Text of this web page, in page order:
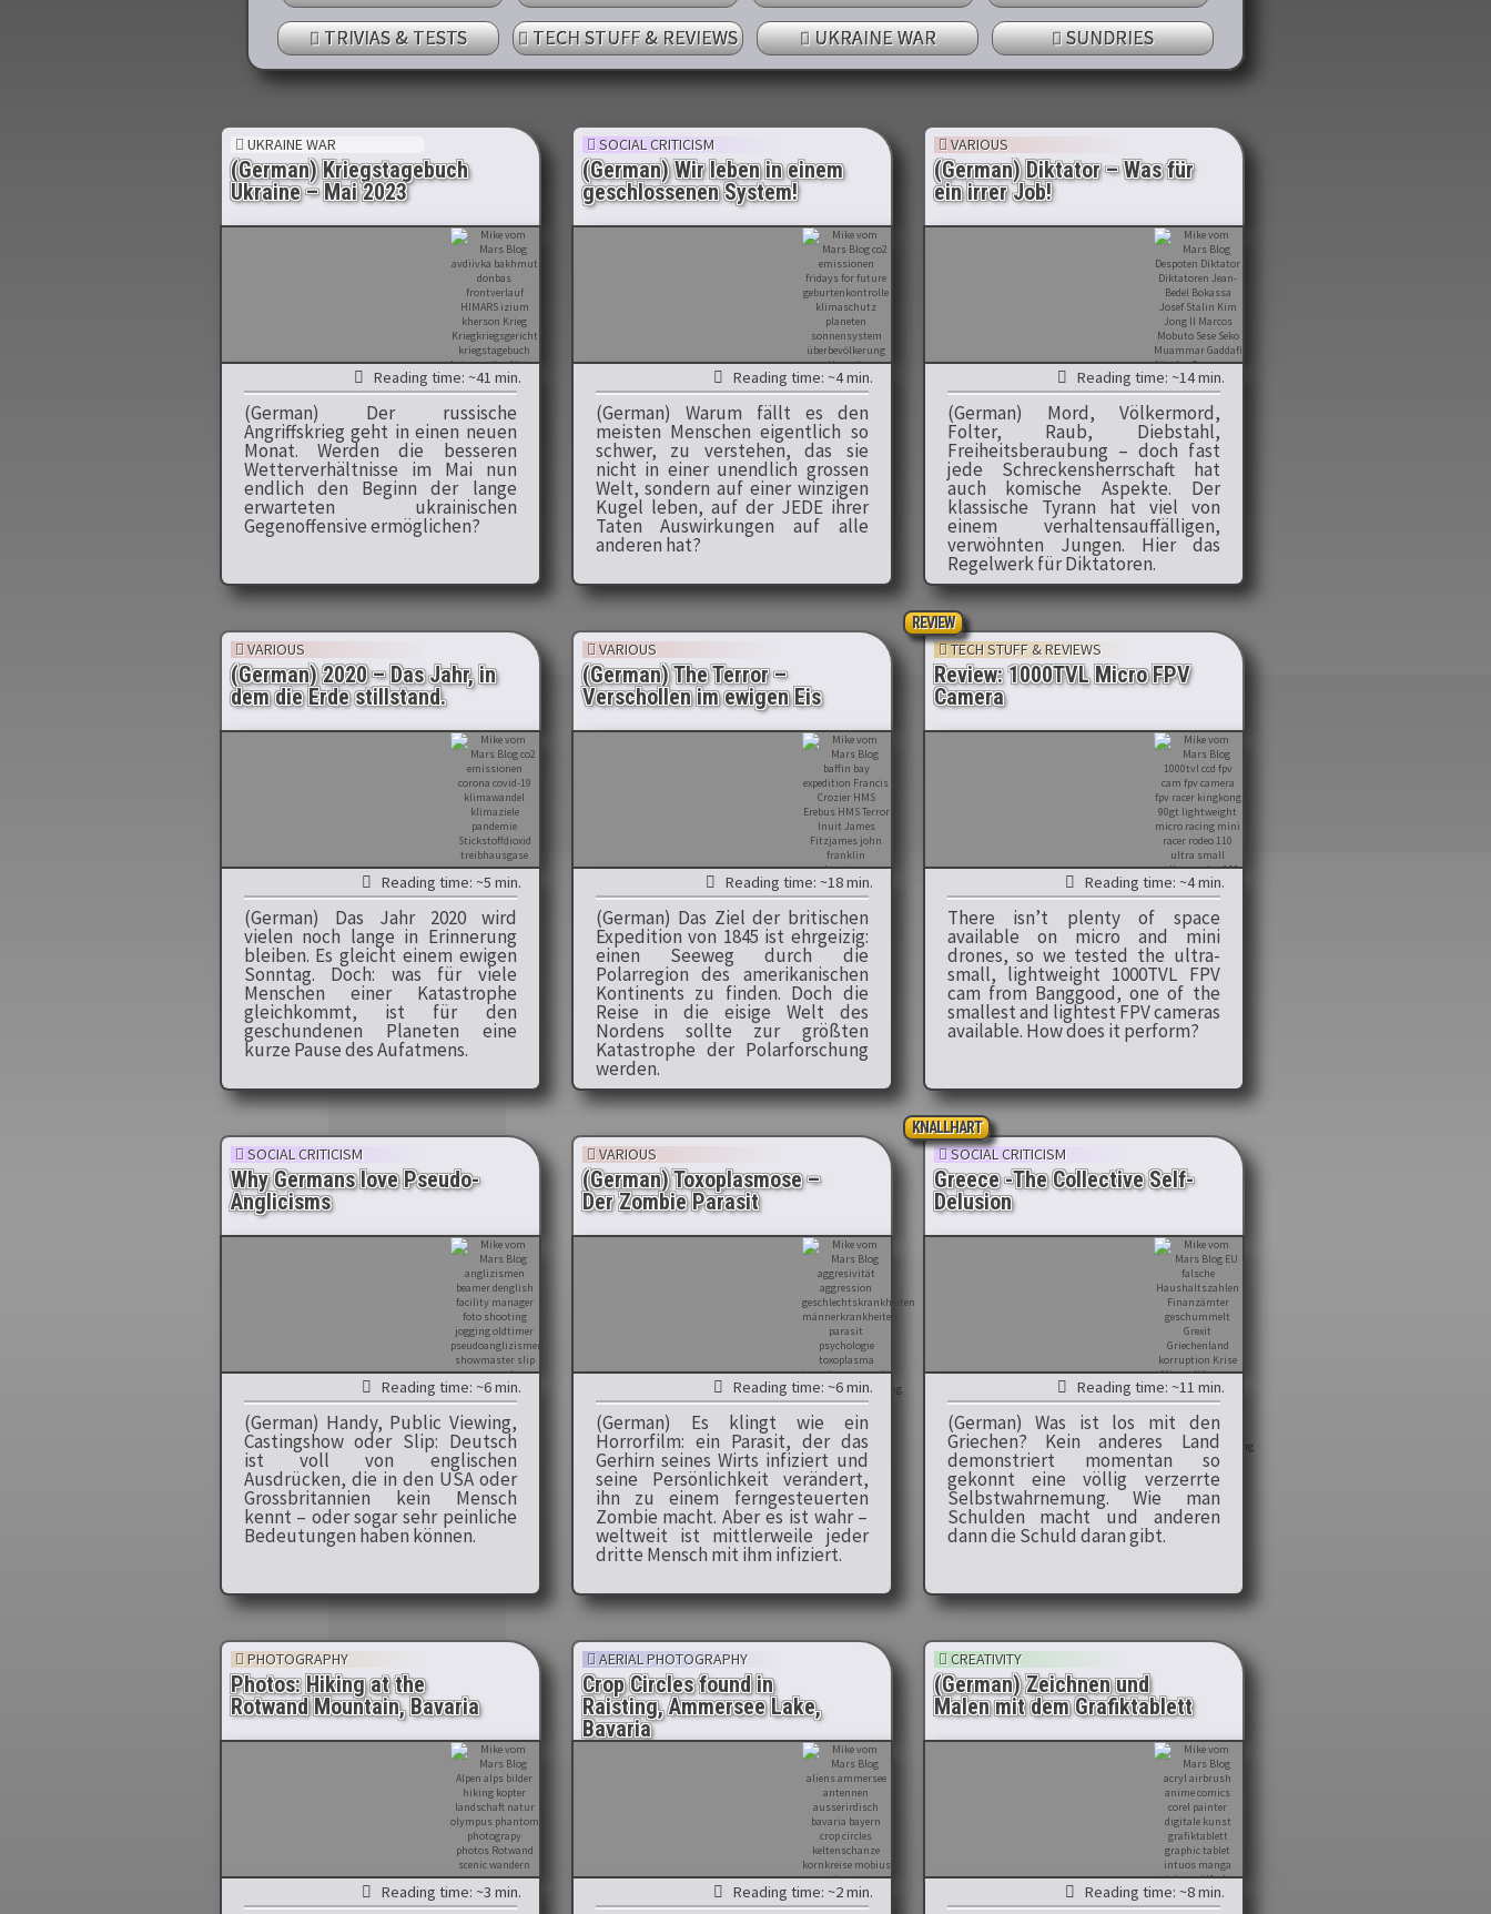
TRIVIAS & TESTS
TECH STUFF & REVIEWS UKRAINE WAR SUNDRIES
UKRAINE WAR
(German) Kriegstagebuch
Ukraine – Mai 2023
Reading time: ~41 min.
(German) Der russische
Angriffskrieg geht in einen neuen
Monat. Werden die besseren
Wetterverhältnisse im Mai nun
endlich den Beginn der lange
erwarteten ukrainischen
Gegenoffensive ermöglichen?
SOCIAL CRITICISM
(German) Wir leben in einem
geschlossenen System!
Reading time: ~4 min.
(German) Warum fällt es den
meisten Menschen eigentlich so
schwer, zu verstehen, das sie
nicht in einer unendlich grossen
Welt, sondern auf einer winzigen
Kugel leben, auf der JEDE ihrer
Taten Auswirkungen auf alle
anderen hat?
VARIOUS
(German) Diktator – Was für
ein irrer Job!
Reading time: ~14 min.
(German) Mord, Völkermord,
Folter, Raub, Diebstahl,
Freiheitsberaubung – doch fast
jede Schreckensherrschaft hat
auch komische Aspekte. Der
klassische Tyrann hat viel von
einem verhaltensauffälligen,
verwöhnten Jungen. Hier das
Regelwerk für Diktatoren.
VARIOUS
(German) 2020 – Das Jahr, in
dem die Erde stillstand.
Reading time: ~5 min.
(German) Das Jahr 2020 wird
vielen noch lange in Erinnerung
bleiben. Es gleicht einem ewigen
Sonntag. Doch: was für viele
Menschen einer Katastrophe
gleichkommt, ist für den
geschundenen Planeten eine
kurze Pause des Aufatmens.
VARIOUS
(German) The Terror –
Verschollen im ewigen Eis
Reading time: ~18 min.
(German) Das Ziel der britischen
Expedition von 1845 ist ehrgeizig:
einen Seeweg durch die
Polarregion des amerikanischen
Kontinents zu finden. Doch die
Reise in die eisige Welt des
Nordens sollte zur größten
Katastrophe der Polarforschung
werden.
REVIEW
TECH STUFF & REVIEWS
Review: 1000TVL Micro FPV
Camera
Reading time: ~4 min.
There isn’t plenty of space
available on micro and mini
drones, so we tested the ultra-
small, lightweight 1000TVL FPV
cam from Banggood, one of the
smallest and lightest FPV cameras
available. How does it perform?
SOCIAL CRITICISM
Why Germans love Pseudo-
Anglicisms
Reading time: ~6 min.
(German) Handy, Public Viewing,
Castingshow oder Slip: Deutsch
ist voll von englischen
Ausdrücken, die in den USA oder
Grossbritannien kein Mensch
kennt – oder sogar sehr peinliche
Bedeutungen haben können.
VARIOUS
(German) Toxoplasmose –
Der Zombie Parasit
Reading time: ~6 min.
(German) Es klingt wie ein
Horrorfilm: ein Parasit, der das
Gerhirn seines Wirts infiziert und
seine Persönlichkeit verändert,
ihn zu einem ferngesteuerten
Zombie macht. Aber es ist wahr –
weltweit ist mittlerweile jeder
dritte Mensch mit ihm infiziert.
KNALLHART
SOCIAL CRITICISM
Greece -The Collective Self-
Delusion
Reading time: ~11 min.
(German) Was ist los mit den
Griechen? Kein anderes Land
demonstriert momentan so
gekonnt eine völlig verzerrte
Selbstwahrnemung. Wie man
Schulden macht und anderen
dann die Schuld daran gibt.
PHOTOGRAPHY
Photos: Hiking at the
Rotwand Mountain, Bavaria
Reading time: ~3 min.
AERIAL PHOTOGRAPHY
Crop Circles found in
Raisting, Ammersee Lake,
Bavaria
Reading time: ~2 min.
CREATIVITY
(German) Zeichnen und
Malen mit dem Grafiktablett
Reading time: ~8 min.